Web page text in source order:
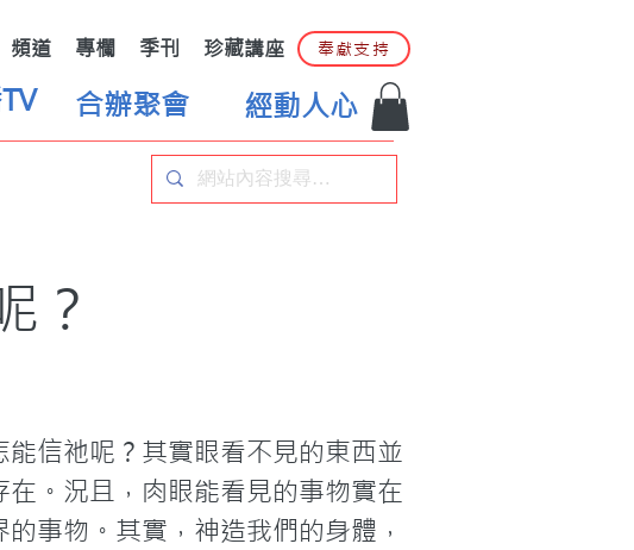
頻道 專欄 季刊 珍藏講座 奉獻支持
合辦聚會 經動人心
？
信祂呢？其實眼看不見的東西並
。況且，肉眼能看見的事物實在
事物。其實，神造我們的身體，